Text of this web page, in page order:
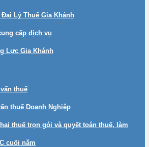
Lý Thuế Gia Khánh
cấp dịch vụ
Lực Gia Khánh
thuế
thuế Doanh Nghiệp
thuế trọn gói và quyết toán thuế, làm
cuối năm